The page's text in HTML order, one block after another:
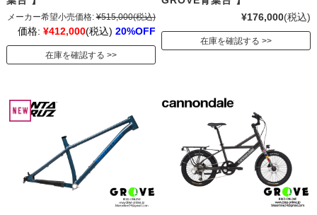
メーカー希望小売価格: ¥515,000(税込)
価格: ¥412,000(税込) 20%OFF
在庫を確認する
¥176,000(税込)
在庫を確認する